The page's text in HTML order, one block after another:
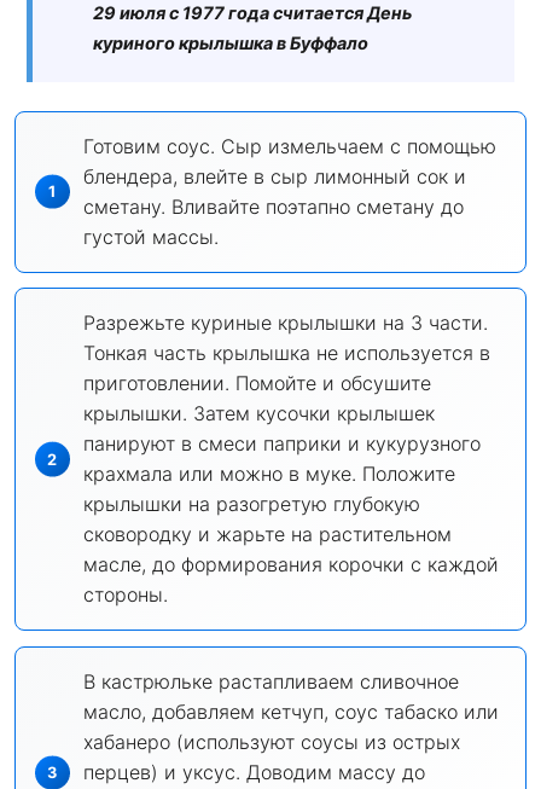
29 июля с 1977 года считается День
куриного крылышка в Буффало
Готовим соус. Сыр измельчаем с помощью
блендера, влейте в сыр лимонный сок и
сметану. Вливайте поэтапно сметану до
густой массы.
Разрежьте куриные крылышки на 3 части.
Тонкая часть крылышка не используется в
приготовлении. Помойте и обсушите
крылышки. Затем кусочки крылышек
панируют в смеси паприки и кукурузного
крахмала или можно в муке. Положите
крылышки на разогретую глубокую
сковородку и жарьте на растительном
масле, до формирования корочки с каждой
стороны.
В кастрюльке растапливаем сливочное
масло, добавляем кетчуп, соус табаско или
хабанеро (используют соусы из острых
перцев) и уксус. Доводим массу до